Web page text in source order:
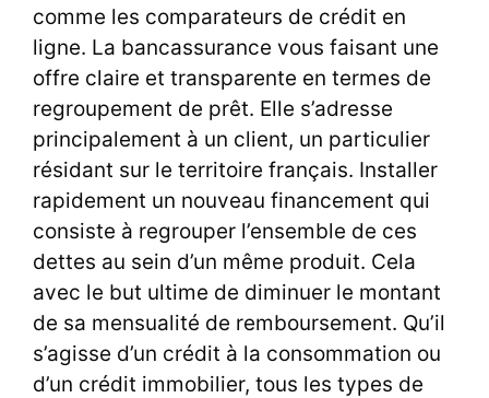
comme les comparateurs de crédit en
ligne. La bancassurance vous faisant une
offre claire et transparente en termes de
regroupement de prêt. Elle s’adresse
principalement à un client, un particulier
résidant sur le territoire français. Installer
rapidement un nouveau financement qui
consiste à regrouper l’ensemble de ces
dettes au sein d’un même produit. Cela
avec le but ultime de diminuer le montant
de sa mensualité de remboursement. Qu’il
s’agisse d’un crédit à la consommation ou
d’un crédit immobilier, tous les types de